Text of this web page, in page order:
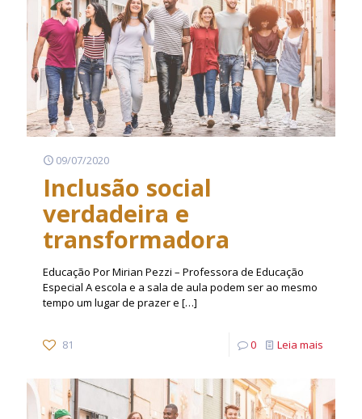
09/07/2020
Inclusão social
verdadeira e
transformadora
Educação Por Mirian Pezzi – Professora de Educação
Especial A escola e a sala de aula podem ser ao mesmo
tempo um lugar de prazer e […]
81 0 Leia mais